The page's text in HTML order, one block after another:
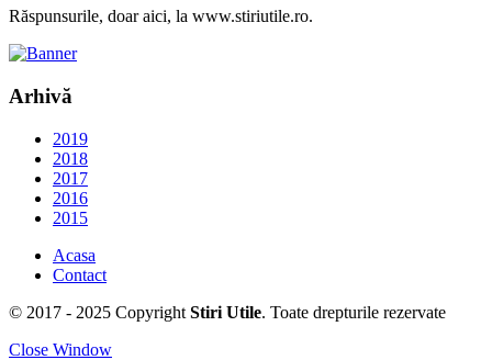
Răspunsurile, doar aici, la www.stiriutile.ro.
Arhivă
2019
2018
2017
2016
2015
Acasa
Contact
© 2017 - 2025 Copyright Stiri Utile. Toate drepturile rezervate
Close Window